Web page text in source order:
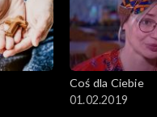
Coś dla Ciebie
01.02.2019